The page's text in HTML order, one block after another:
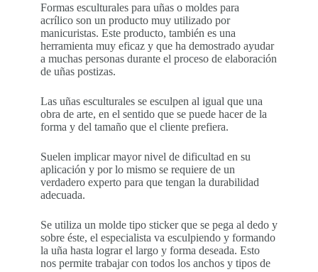
Formas esculturales para uñas o moldes para
acrílico son un producto muy utilizado por
manicuristas. Este producto, también es una
herramienta muy eficaz y que ha demostrado ayudar
a muchas personas durante el proceso de elaboración
de uñas postizas.
Las uñas esculturales se esculpen al igual que una
obra de arte, en el sentido que se puede hacer de la
forma y del tamaño que el cliente prefiera.
Suelen implicar mayor nivel de dificultad en su
aplicación y por lo mismo se requiere de un
verdadero experto para que tengan la durabilidad
adecuada.
Se utiliza un molde tipo sticker que se pega al dedo y
sobre éste, el especialista va esculpiendo y formando
la uña hasta lograr el largo y forma deseada. Esto
nos permite trabajar con todos los anchos y tipos de